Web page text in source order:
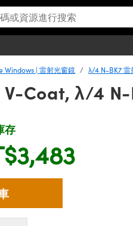
Windows | 雷射光窗鏡 λ/4 N-BK7 雷
Coat, λ/4
存
minus buttons to adjust the